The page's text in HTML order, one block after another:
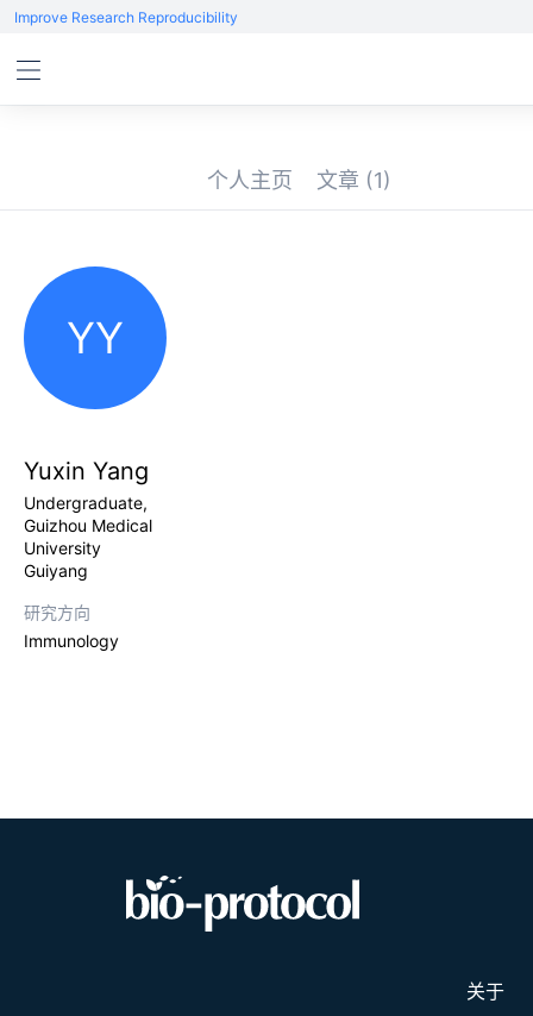
Improve Research Reproducibility
个人主页 文章 (1)
YY
Yuxin Yang
Undergraduate,
Guizhou Medical
University
Guiyang
研究方向
Immunology
关于